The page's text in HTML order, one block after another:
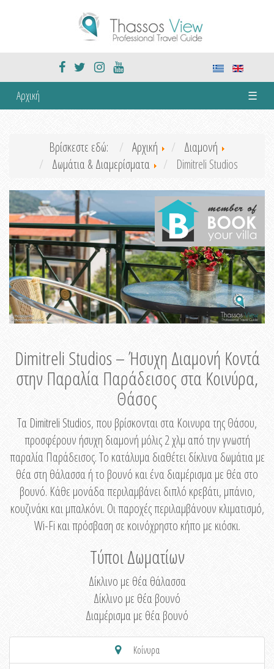
Αρχική ☰
Βρίσκεστε εδώ: Αρχική
Διαμονή
Δωμάτια & Διαμερίσματα
Dimitreli Studios
Dimitreli Studios – Ήσυχη Διαμονή Κοντά
στην Παραλία Παράδεισος στα Κοινύρα,
Θάσος
Τα Dimitreli Studios, που βρίσκονται στα Κοινυρα της Θάσου,
προσφέρουν ήσυχη διαμονή μόλις 2 χλμ από την γνωστή
παραλία Παράδεισος. Το κατάλυμα διαθέτει δίκλινα δωμάτια με
θέα στη θάλασσα ή το βουνό και ένα διαμέρισμα με θέα στο
βουνό. Κάθε μονάδα περιλαμβάνει διπλό κρεβάτι, μπάνιο,
κουζινάκι και μπαλκόνι. Οι παροχές περιλαμβάνουν κλιματισμό,
Wi-Fi και πρόσβαση σε κοινόχρηστο κήπο με κιόσκι.
Τύποι Δωματίων
Δίκλινο με θέα θάλασσα
Δίκλινο με θέα βουνό
Διαμέρισμα με θέα βουνό
Κοίνυρα